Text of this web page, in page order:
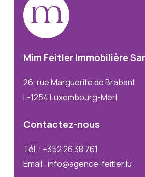
Mim Feitler Immobilière
26, rue Marguerite de Brabant
L-1254 Luxembourg-Merl
Contactez-nous
Tél. : +352 26 38 761
Email : info@agence-feitler.lu